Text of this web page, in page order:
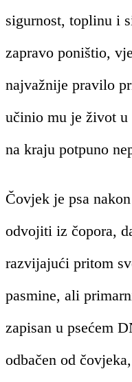
sigurnost, toplinu i
zapravo poništio,
najvažnije pravilo
učinio mu je život u
na kraju potpuno
Čovjek je psa
odvojiti iz čopora,
razvijajući pritom
pasmine, ali
zapisan u psećem
odbačen od